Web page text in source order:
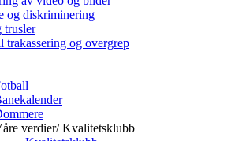
og diskriminering
trusler
trakassering og overgrep
verdier/ Kvalitetsklubb